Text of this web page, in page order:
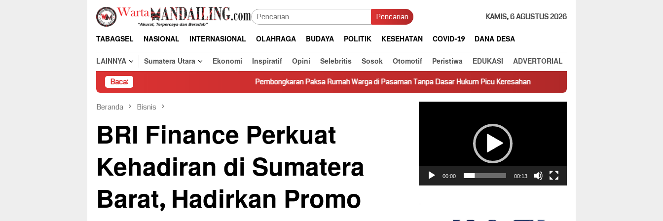
Loncat
konten
Pencarian KAMIS, 6 AGUSTUS 2026
TABAGSEL NASIONAL INTERNASIONAL OLAHRAGA BUDAYA POLITIK KESEHATAN COVID-19
DANA DESA
LAINNYA
Sumatera Utara Ekonomi Inspiratif Opini Selebritis Sosok Otomotif Peristiwa EDUKASI ADVERTORIAL
Baca: Pembongkaran Paksa Rumah Warga di Pasaman Tanpa Dasar Hukum Picu Keresahan Truk Miring Hambat Arus Lalu Lintas di Jalan
Beranda Bisnis
BRI Finance Perkuat
Kehadiran di Sumatera
Barat, Hadirkan Promo
00:00 00:13